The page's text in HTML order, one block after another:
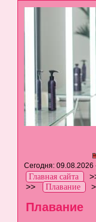
Сегодня: 09.08.2026
Главная сайта
>> Плавание
Плавание